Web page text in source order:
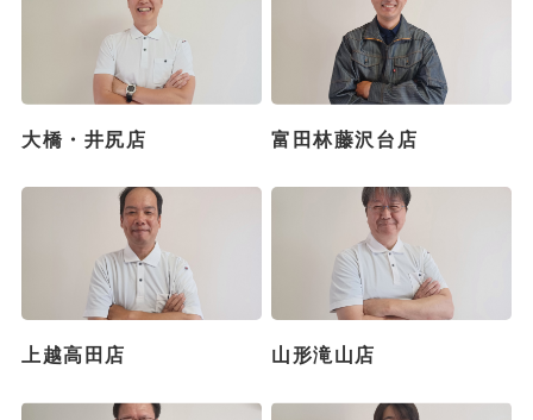
大橋・井尻店 富田林藤沢台店
上越高田店 山形滝山店